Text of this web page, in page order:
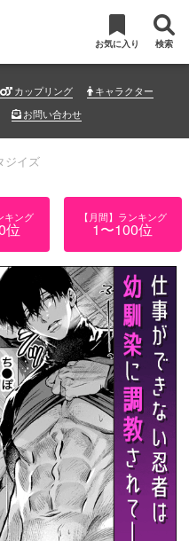
お気に入り 検索
カップリング
キャラクター
お問い合わせ
ジイズ
キング
位
【月間】ランキング
1〜100位